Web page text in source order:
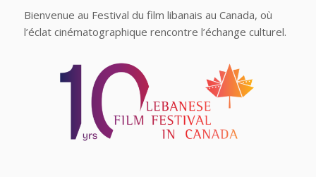
Bienvenue au Festival du film libanais au Canada, où
l’éclat cinématographique rencontre l’échange culturel.